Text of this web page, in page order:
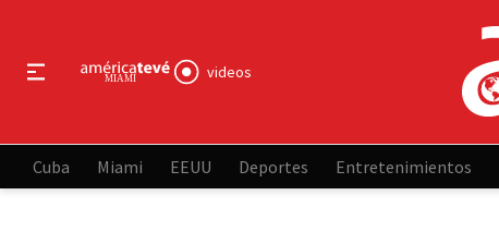
videos
Cuba Miami EEUU Deportes Entretenimientos